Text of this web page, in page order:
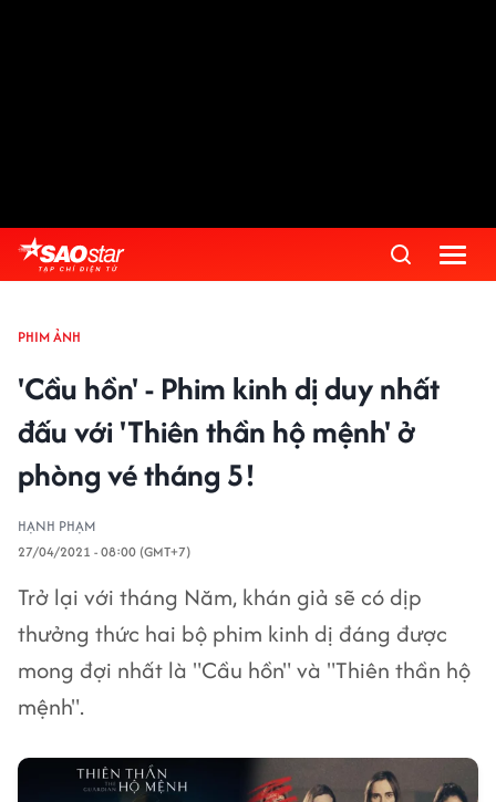
PHIM ẢNH
'Cầu hồn' - Phim kinh dị duy nhất
đấu với 'Thiên thần hộ mệnh' ở
phòng vé tháng 5!
HẠNH PHẠM
27/04/2021 - 08:00 (GMT+7)
Trở lại với tháng Năm, khán giả sẽ có dịp
thưởng thức hai bộ phim kinh dị đáng được
mong đợi nhất là "Cầu hồn" và "Thiên thần hộ
mệnh".